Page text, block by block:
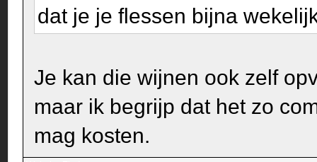
dat je je flessen bijna
Je kan die wijnen ook zelf
maar ik begrijp dat het zo
mag kosten.